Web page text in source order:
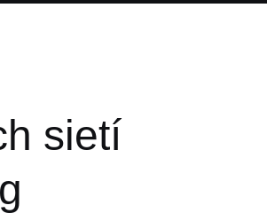
sietí